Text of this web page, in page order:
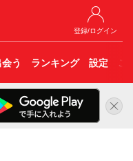
登録/ログイン
会う ランキング 設定 こ